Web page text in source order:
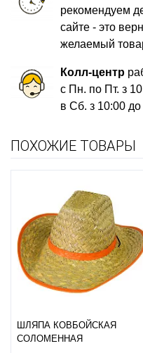
рекомендуем
сайте - это
желаемый
Колл-центр
с Пн. по Пт. з
в Сб. з 10:00
ПОХОЖИЕ ТОВАРЫ
ШЛЯПА КОВБОЙСКАЯ
СОЛОМЕННАЯ